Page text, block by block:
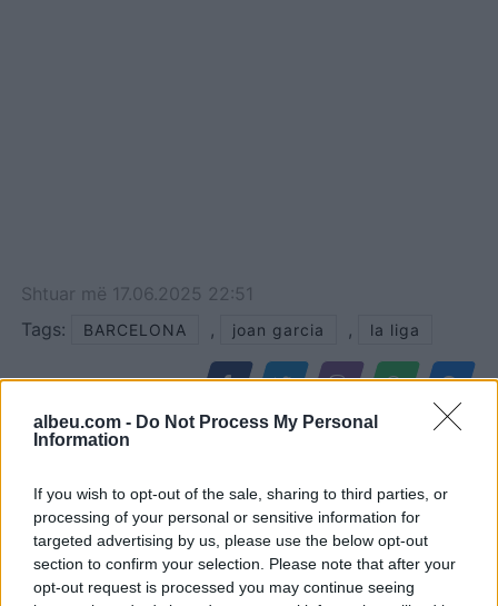
albeu.com - Do Not Process My Personal
Information
If you wish to opt-out of the sale, sharing to third parties, or
processing of your personal or sensitive information for
targeted advertising by us, please use the below opt-out
section to confirm your selection. Please note that after your
opt-out request is processed you may continue seeing
Shtuar më 17.06.2025 22:51
Tags:
BARCELONA , joan garcia , la liga